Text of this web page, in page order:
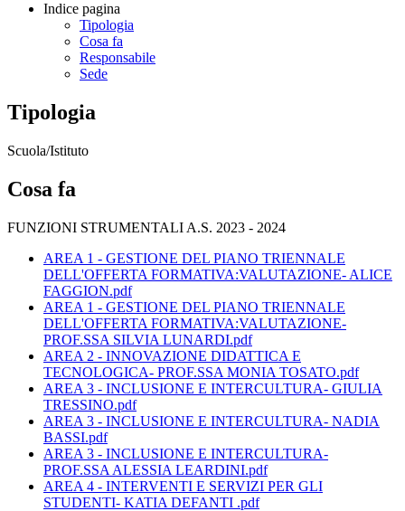
Indice pagina
Tipologia
Cosa fa
Responsabile
Sede
Tipologia
Scuola/Istituto
Cosa fa
FUNZIONI STRUMENTALI A.S. 2023 - 2024
AREA 1 - GESTIONE DEL PIANO TRIENNALE
DELL'OFFERTA FORMATIVA:VALUTAZIONE- ALICE
FAGGION.pdf
AREA 1 - GESTIONE DEL PIANO TRIENNALE
DELL'OFFERTA FORMATIVA:VALUTAZIONE-
PROF.SSA SILVIA LUNARDI.pdf
AREA 2 - INNOVAZIONE DIDATTICA E
TECNOLOGICA- PROF.SSA MONIA TOSATO.pdf
AREA 3 - INCLUSIONE E INTERCULTURA- GIULIA
TRESSINO.pdf
AREA 3 - INCLUSIONE E INTERCULTURA- NADIA
BASSI.pdf
AREA 3 - INCLUSIONE E INTERCULTURA-
PROF.SSA ALESSIA LEARDINI.pdf
AREA 4 - INTERVENTI E SERVIZI PER GLI
STUDENTI- KATIA DEFANTI .pdf